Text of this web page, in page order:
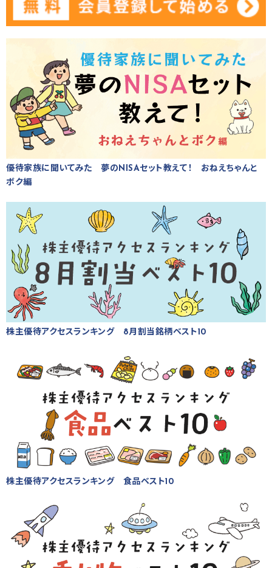
優待家族に聞いてみた 夢のNISAセット教えて！ おねえちゃんと
ボク編
株主優待アクセスランキング 8月割当銘柄ベスト10
株主優待アクセスランキング 食品ベスト10